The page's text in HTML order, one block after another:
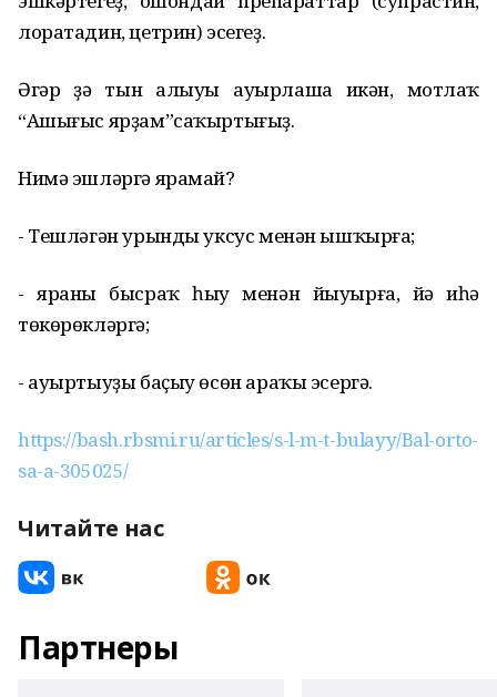
лоратадин, цетрин) эсегеҙ.
Әгәр ҙә тын алыуы ауырлаша икән, мотлаҡ
“Ашығыс ярҙам”саҡыртығыҙ.
Нимә эшләргә ярамай?
- Тешләгән урынды уксус менән ышҡырға;
- яраны бысраҡ һыу менән йыуырға, йә иһә
төкөрөкләргә;
- ауыртыуҙы баҫыу өсөн араҡы эсергә.
https://bash.rbsmi.ru/articles/s-l-m-t-bulayy/Bal-orto-
sa-a-305025/
Читайте нас
Партнеры